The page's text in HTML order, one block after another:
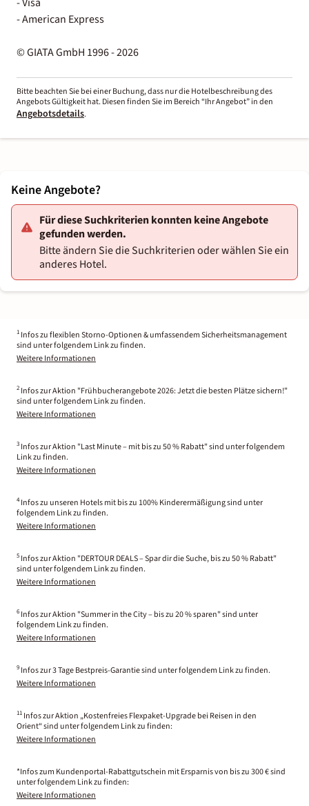
- American Express
© GIATA GmbH 1996 - 2026
Bitte beachten Sie bei einer Buchung, dass nur die Hotelbeschreibung des
Angebots Gültigkeit hat. Diesen finden Sie im Bereich “Ihr Angebot” in den
Angebotsdetails.
Keine Angebote?
Für diese Suchkriterien konnten keine Angebote
gefunden werden.
Bitte ändern Sie die Suchkriterien oder wählen Sie ein
anderes Hotel.
1 Infos zu flexiblen Storno-Optionen & umfassendem Sicherheitsmanagement
sind unter folgendem Link zu finden.
Weitere Informationen
2 Infos zur Aktion "Frühbucherangebote 2026: Jetzt die besten Plätze sichern!"
sind unter folgendem Link zu finden.
Weitere Informationen
3 Infos zur Aktion "Last Minute – mit bis zu 50 % Rabatt" sind unter folgendem
Link zu finden.
Weitere Informationen
4 Infos zu unseren Hotels mit bis zu 100% Kinderermäßigung sind unter
folgendem Link zu finden.
Weitere Informationen
5 Infos zur Aktion "DERTOUR DEALS – Spar dir die Suche, bis zu 50 % Rabatt"
sind unter folgendem Link zu finden.
Weitere Informationen
6 Infos zur Aktion "Summer in the City – bis zu 20 % sparen" sind unter
folgendem Link zu finden.
Weitere Informationen
9 Infos zur 3 Tage Bestpreis-Garantie sind unter folgendem Link zu finden.
Weitere Informationen
11 Infos zur Aktion „Kostenfreies Flexpaket-Upgrade bei Reisen in den
Orient“ sind unter folgendem Link zu finden:
Weitere Informationen
*Infos zum Kundenportal-Rabattgutschein mit Ersparnis von bis zu 300 € sind
unter folgendem Link zu finden:
Weitere Informationen